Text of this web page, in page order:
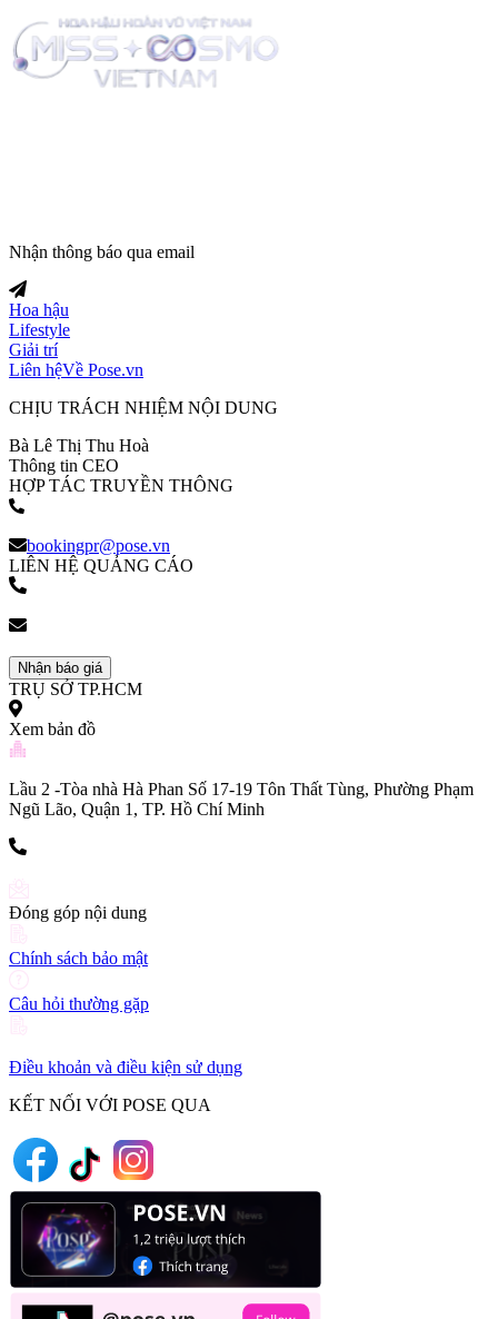
Nhận thông báo qua email
Hoa hậu
Lifestyle
Giải trí
Liên hệVề Pose.vn
CHỊU TRÁCH NHIỆM NỘI DUNG
Bà Lê Thị Thu Hoà
Thông tin CEO
HỢP TÁC TRUYỀN THÔNG
bookingpr@pose.vn
LIÊN HỆ QUẢNG CÁO
Nhận báo giá
TRỤ SỞ TP.HCM
Xem bản đồ
Lầu 2 -Tòa nhà Hà Phan Số 17-19 Tôn Thất Tùng, Phường Phạm
Ngũ Lão, Quận 1, TP. Hồ Chí Minh
Đóng góp nội dung
Chính sách bảo mật
Câu hỏi thường gặp
Điều khoản và điều kiện sử dụng
KẾT NỐI VỚI POSE QUA